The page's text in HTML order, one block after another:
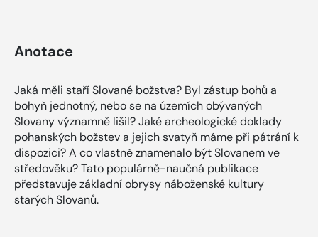
Anotace
Jaká měli staří Slované božstva? Byl zástup bohů a
bohyň jednotný, nebo se na územích obývaných
Slovany významně lišil? Jaké archeologické doklady
pohanských božstev a jejich svatyň máme při pátrání k
dispozici? A co vlastně znamenalo být Slovanem ve
středověku? Tato populárně-naučná publikace
představuje základní obrysy náboženské kultury
starých Slovanů.